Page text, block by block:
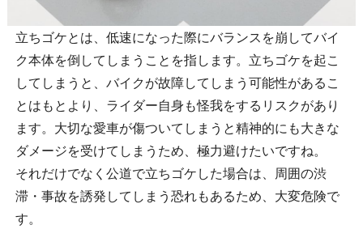
立ちゴケとは、低速になった際にバランスを崩してバイ
ク本体を倒してしまうことを指します。立ちゴケを起こ
してしまうと、バイクが故障してしまう可能性があるこ
とはもとより、ライダー自身も怪我をするリスクがあり
ます。大切な愛車が傷ついてしまうと精神的にも大きな
ダメージを受けてしまうため、極力避けたいですね。
それだけでなく公道で立ちゴケした場合は、周囲の渋
滞・事故を誘発してしまう恐れもあるため、大変危険で
す。